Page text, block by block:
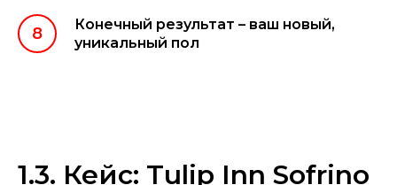
Конечный результат – ваш новый,
уникальный пол
1.3. Кейс: Tulip Inn Sofrino